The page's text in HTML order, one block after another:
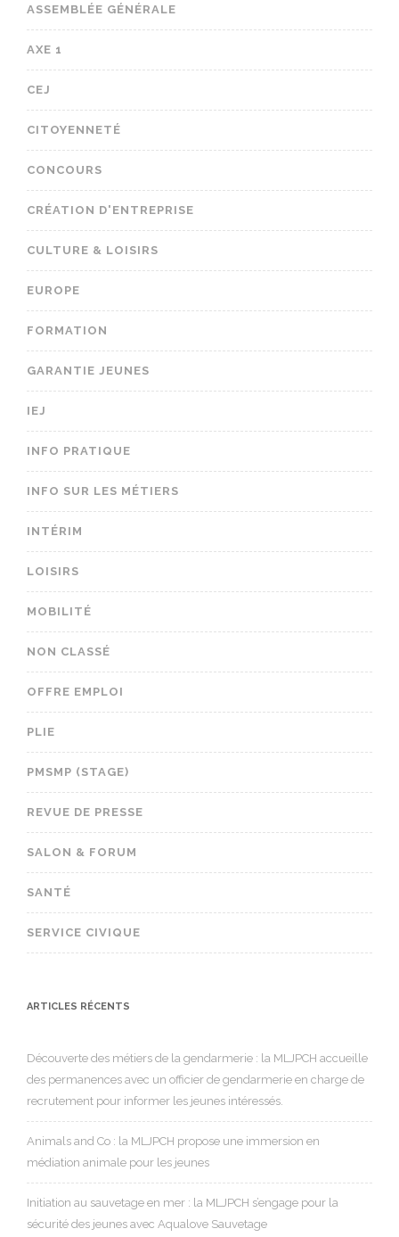
ASSEMBLÉE GÉNÉRALE
AXE 1
CEJ
CITOYENNETÉ
CONCOURS
CRÉATION D'ENTREPRISE
CULTURE & LOISIRS
EUROPE
FORMATION
GARANTIE JEUNES
IEJ
INFO PRATIQUE
INFO SUR LES MÉTIERS
INTÉRIM
LOISIRS
MOBILITÉ
NON CLASSÉ
OFFRE EMPLOI
PLIE
PMSMP (STAGE)
REVUE DE PRESSE
SALON & FORUM
SANTÉ
SERVICE CIVIQUE
ARTICLES RÉCENTS
Découverte des métiers de la gendarmerie : la MLJPCH accueille
des permanences avec un officier de gendarmerie en charge de
recrutement pour informer les jeunes intéressés.
Animals and Co : la MLJPCH propose une immersion en
médiation animale pour les jeunes
Initiation au sauvetage en mer : la MLJPCH s’engage pour la
sécurité des jeunes avec Aqualove Sauvetage